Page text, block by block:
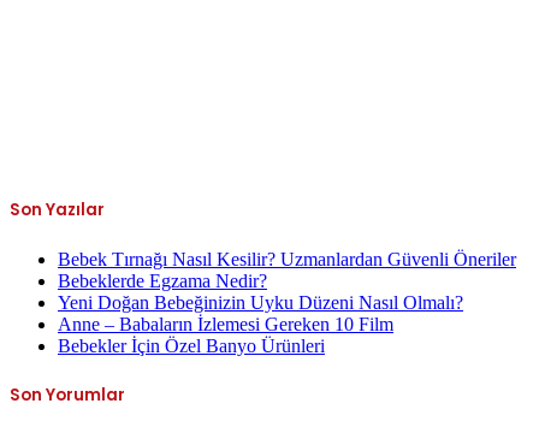
Son Yazılar
Bebek Tırnağı Nasıl Kesilir? Uzmanlardan Güvenli Öneriler
Bebeklerde Egzama Nedir?
Yeni Doğan Bebeğinizin Uyku Düzeni Nasıl Olmalı?
Anne – Babaların İzlemesi Gereken 10 Film
Bebekler İçin Özel Banyo Ürünleri
Son Yorumlar